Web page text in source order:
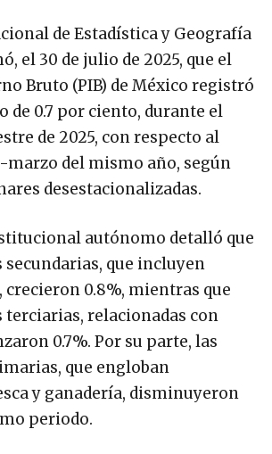
de Estadística y Geografía
el 30 de julio de 2025, que el
Bruto (PIB) de México registró
de 0.7 por ciento, durante el
de 2025, con respecto al
del mismo año, según
desestacionalizadas.
autónomo detalló que
secundarias, que incluyen
0.8%, mientras que
terciarias, relacionadas con
0.7%. Por su parte, las
que engloban
y ganadería, disminuyeron
periodo.